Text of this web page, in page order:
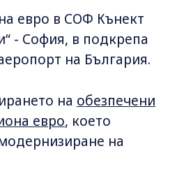
евро в СОФ Кънект
- София, в подкрепа
на България.
на обезпечени
евро, което
на